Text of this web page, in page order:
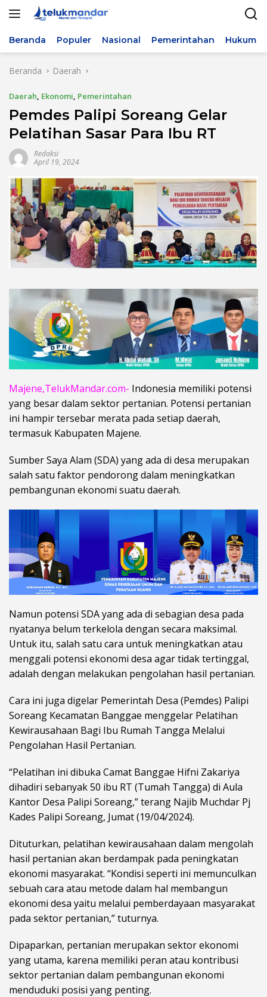
Beranda Populer Nasional Pemerintahan Hukum
Beranda Daerah
Daerah, Ekonomi, Pemerintahan
Pemdes Palipi Soreang Gelar
Pelatihan Sasar Para Ibu RT
Redaksi
April 19, 2024
Majene,TelukMandar.com- Indonesia memiliki potensi
yang besar dalam sektor pertanian. Potensi pertanian
ini hampir tersebar merata pada setiap daerah,
termasuk Kabupaten Majene.
Sumber Saya Alam (SDA) yang ada di desa merupakan
salah satu faktor pendorong dalam meningkatkan
pembangunan ekonomi suatu daerah.
Namun potensi SDA yang ada di sebagian desa pada
nyatanya belum terkelola dengan secara maksimal.
Untuk itu, salah satu cara untuk meningkatkan atau
menggali potensi ekonomi desa agar tidak tertinggal,
adalah dengan melakukan pengolahan hasil pertanian.
Cara ini juga digelar Pemerintah Desa (Pemdes) Palipi
Soreang Kecamatan Banggae menggelar Pelatihan
Kewirausahaan Bagi Ibu Rumah Tangga Melalui
Pengolahan Hasil Pertanian.
“Pelatihan ini dibuka Camat Banggae Hifni Zakariya
dihadiri sebanyak 50 ibu RT (Tumah Tangga) di Aula
Kantor Desa Palipi Soreang,” terang Najib Muchdar Pj
Kades Palipi Soreang, Jumat (19/04/2024).
Dituturkan, pelatihan kewirausahaan dalam mengolah
hasil pertanian akan berdampak pada peningkatan
ekonomi masyarakat. “Kondisi seperti ini memunculkan
sebuah cara atau metode dalam hal membangun
ekonomi desa yaitu melalui pemberdayaan masyarakat
pada sektor pertanian,” tuturnya.
Dipaparkan, pertanian merupakan sektor ekonomi
yang utama, karena memiliki peran atau kontribusi
sektor pertanian dalam pembangunan ekonomi
menduduki posisi yang penting.